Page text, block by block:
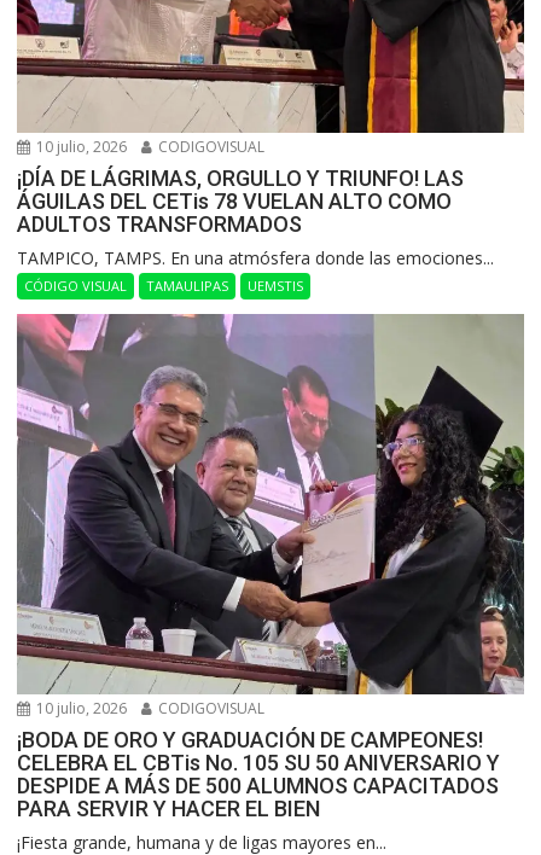
10 julio, 2026 CODIGOVISUAL
¡DÍA DE LÁGRIMAS, ORGULLO Y TRIUNFO! LAS
ÁGUILAS DEL CETis 78 VUELAN ALTO COMO
ADULTOS TRANSFORMADOS
​TAMPICO, TAMPS. En una atmósfera donde las emociones...
CÓDIGO VISUAL TAMAULIPAS UEMSTIS
10 julio, 2026 CODIGOVISUAL
¡BODA DE ORO Y GRADUACIÓN DE CAMPEONES!
CELEBRA EL CBTis No. 105 SU 50 ANIVERSARIO Y
DESPIDE A MÁS DE 500 ALUMNOS CAPACITADOS
PARA SERVIR Y HACER EL BIEN
​¡Fiesta grande, humana y de ligas mayores en...